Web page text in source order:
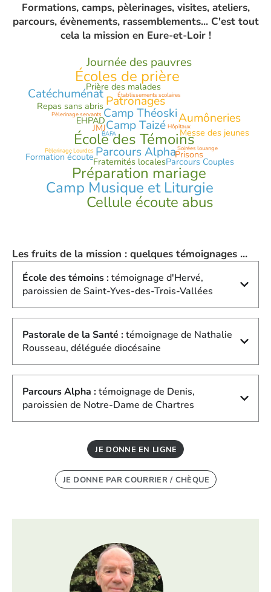
Formations, camps, pèlerinages, visites, ateliers,
parcours, évènements, rassemblements... C'est tout
cela la mission en Eure-et-Loir !
École des Témoins
Camp Taizé
Parcours Alpha
Camp Théoski
Fraternités locales
Préparation mariage
Patronages
JMJ Hôpitaux
Établissements scolaires
EHPAD
Camp Musique et Liturgie
Parcours Couples
Prière des malades
Pèlerinage Lourdes
Pèlerinage servants
Soirées louange
Écoles de prière
BAFA
Repas sans abris
Catéchuménat
Prisons
Formation écoute
Cellule écoute abus
Aumôneries
Messe des jeunes
Journée des pauvres
Les fruits de la mission : quelques témoignages ...
École des témoins :témoignage d'Hervé,
paroissien de Saint-Yves-des-Trois-Vallées
Pastorale de la Santé :témoignage de Nathalie
Rousseau, déléguée diocésaine
Parcours Alpha :témoignage de Denis,
paroissien de Notre-Dame de Chartres
JE DONNE EN LIGNE
JE DONNE PAR COURRIER / CHÈQUE